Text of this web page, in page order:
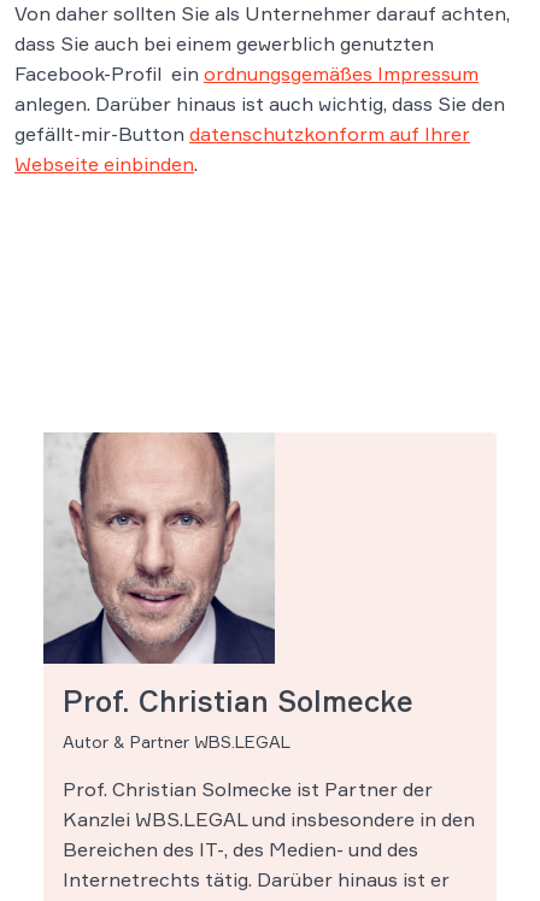
Von daher sollten Sie als Unternehmer darauf achten,
dass Sie auch bei einem gewerblich genutzten
Facebook-Profil ein ordnungsgemäßes Impressum
anlegen. Darüber hinaus ist auch wichtig, dass Sie den
gefällt-mir-Button datenschutzkonform auf Ihrer
Webseite einbinden.
Prof. Christian Solmecke
Autor & Partner WBS.LEGAL
Prof. Christian Solmecke ist Partner der
Kanzlei WBS.LEGAL und insbesondere in den
Bereichen des IT-, des Medien- und des
Internetrechts tätig. Darüber hinaus ist er